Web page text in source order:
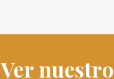
Ver nuestro